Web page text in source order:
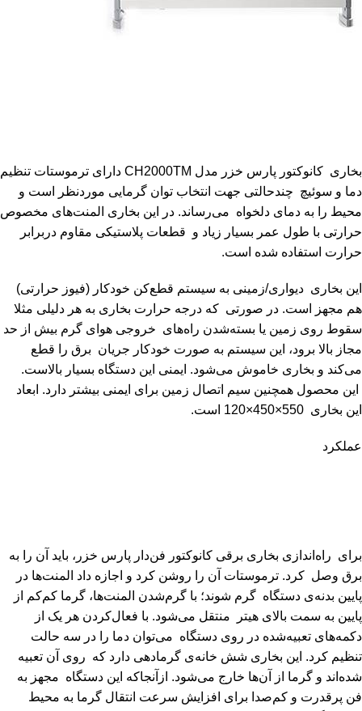
بخاری کانوکتور پارس خزر مدل CH2000TM دارای ترموستات تنظیم
دما و سوئیچ چندحالتی جهت انتخاب توان گرمایی موردنظر است و
محیط را به دمای دلخواه می‌رساند. در این بخاری المنت‌های مخصوص
حرارتی با طول عمر بسیار زیاد و قطعات پلاستیکی مقاوم دربرابر
حرارت استفاده شده است.
این بخاری دیواری/زمینی به سیستم قطع‌کن خودکار (فیوز حرارتی)
هم مجهز است. در صورتی ‌که درجه حرارت بخاری به هر دلیلی مثلا
سقوط روی زمین یا بسته‌شدن راه‌های خروجی هوای گرم بیش از حد
مجاز بالا برود، این سیستم به صورت خودکار جریان برق را قطع
می‌کند و بخاری خاموش می‌شود. ایمنی این دستگاه بسیار بالاست.
این محصول همچنین سیم اتصال زمین برای ایمنی بیشتر دارد. ابعاد
این بخاری 550×450×120 است.
عملکرد
برای راه‌اندازی بخاری برقی کانوکتور فن‌دار پارس خزر، باید آن را به
برق وصل کرد. ترموستات آن را روشن کرد و اجازه داد المنت‌ها در
پایین بدنه‌ی دستگاه گرم شوند؛ با گرم‌شدن المنت‌ها، گرما کم‌کم از
پایین به سمت بالای هیتر منتقل می‌شود. با فعال‌کردن هر یک از
دکمه‌های تعبیه‌شده در روی دستگاه می‌توان دما را در سه حالت
تنظیم کرد. این بخاری شش خانه‌ی گرمادهی دارد که روی آن تعبیه
شده‌اند و گرما از آن‌ها خارج می‌شود. ازآنجاکه این دستگاه مجهز به
فن پرقدرت و کم‌صدا برای افزایش سرعت انتقال گرما به محیط